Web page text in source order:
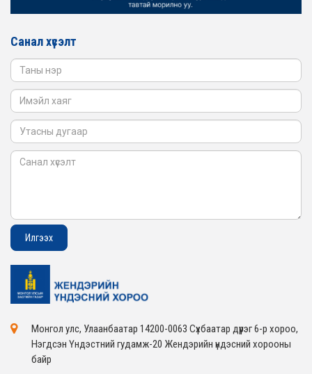
Санал хүсэлт
Монгол улс, Улаанбаатар 14200-0063 Сүхбаатар дүүрэг 6-р хороо,
Нэгдсэн Үндэстний гудамж-20 Жендэрийн үндэсний хорооны
байр